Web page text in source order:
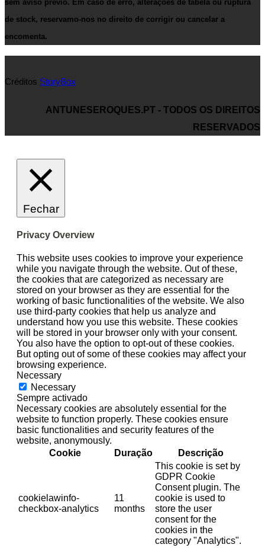
sem aviso prévio. Em caso de erro, alterações de tabela ou ruptura
de stock, reservamo-nos no direito de corrigir ou cancelar a
encomenta.
Créditos StoryBox
ANTUNESEROQUES.PT - TODOS OS DIREITOS
RESERVADOS
Fechar
Privacy Overview
This website uses cookies to improve your experience
while you navigate through the website. Out of these,
the cookies that are categorized as necessary are
stored on your browser as they are essential for the
working of basic functionalities of the website. We also
use third-party cookies that help us analyze and
understand how you use this website. These cookies
will be stored in your browser only with your consent.
You also have the option to opt-out of these cookies.
But opting out of some of these cookies may affect your
browsing experience.
Necessary
Necessary
Sempre activado
Necessary cookies are absolutely essential for the
website to function properly. These cookies ensure
basic functionalities and security features of the
website, anonymously.
Cookie
Duração Descrição
cookielawinfo-
checkbox-analytics
11
months
This cookie is set by
GDPR Cookie
Consent plugin. The
cookie is used to
store the user
consent for the
cookies in the
category "Analytics".